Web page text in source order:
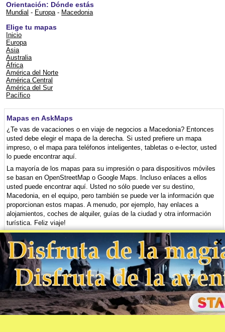
Orientación: Dónde estás
Mundial - Europa- Macedonia
Elige tu mapas
Inicio
Europa
Asia
Australia
África
América del Norte
América Central
América del Sur
Pacífico
Mapas en AskMaps
¿Te vas de vacaciones o en viaje de negocios a Macedonia? Entonces
usted debe elegir el mapa de la derecha. Si usted prefiere un mapa
impreso, o el mapa para teléfonos inteligentes, tabletas o e-lector, usted
lo puede encontrar aquí.
La mayoría de los mapas para su impresión o para dispositivos móviles
se basan en OpenStreetMap o Google Maps. Incluso enlaces a ellos
usted puede encontrar aquí. Usted no sólo puede ver su destino,
Macedonia, en el equipo, pero también se puede ver la información que
proporcionan estos mapas. A menudo, por ejemplo, hay enlaces a
alojamientos, coches de alquiler, guías de la ciudad y otra información
turística. Feliz viaje!
©2001-2026 AskMaps.com
×